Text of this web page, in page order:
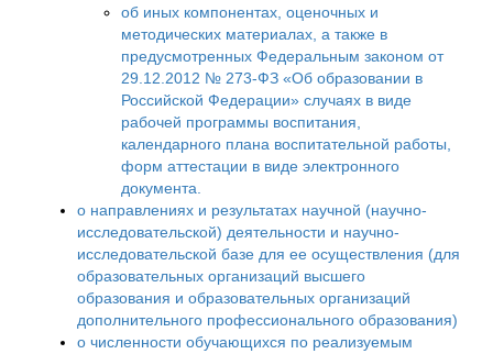
об иных компонентах, оценочных и
методических материалах, а также в
предусмотренных Федеральным законом от
29.12.2012 № 273-ФЗ «Об образовании в
Российской Федерации» случаях в виде
рабочей программы воспитания,
календарного плана воспитательной работы,
форм аттестации в виде электронного
документа.
о направлениях и результатах научной (научно-
исследовательской) деятельности и научно-
исследовательской базе для ее осуществления (для
образовательных организаций высшего
образования и образовательных организаций
дополнительного профессионального образования)
о численности обучающихся по реализуемым